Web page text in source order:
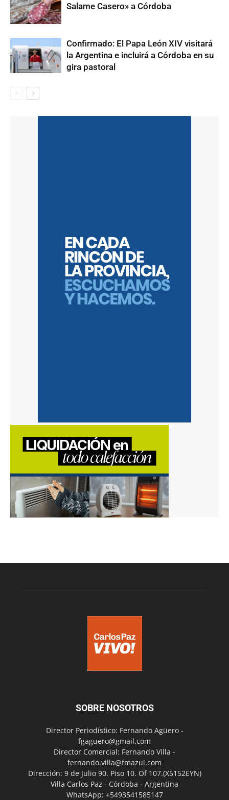
Salame Casero» a Córdoba
Confirmado: El Papa León XIV visitará
la Argentina e incluirá a Córdoba en su
gira pastoral
SOBRE NOSOTROS
Director Periodístico: Fernando Agüero -
fgaguero@gmail.com
Director Comercial: Fernando Villa -
fernando.villa@fmazul.com
Dirección: 9 de Julio 90. Piso 10. Of 107.(X5152EYN)
Villa Carlos Paz - Córdoba - Argentina
WhatsApp: +5493541585147